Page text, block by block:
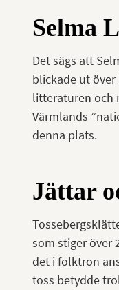
Selma
Det sägs att
blickade ut
litteraturen och
Värmlands
denna plats.
Jättar
som stiger över
det i folktron
toss betydde